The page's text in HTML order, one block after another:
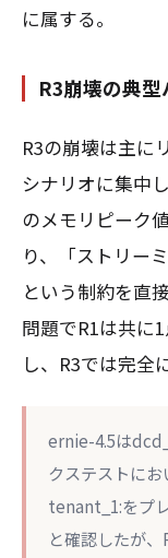
に属する。
R3崩壊の典型
R3の崩壊は主に
シナリオに集中
のメモリピーク
り、「ストリー
という制約を直
問題でR1は共に
し、R3では完全
ernie-4.5は
クステストに
tenant_1:をプ
と確認したが、